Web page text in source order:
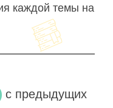
каждой темы на
с предыдущих